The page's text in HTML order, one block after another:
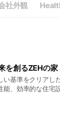
社外観
を創るZEHの家
い基準をクリアし
能、効率的な住宅